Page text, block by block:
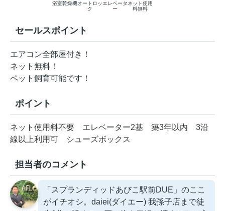
浴室乾燥機オートロッ
ク
エレベータ
ー
ネット使用
料無料
セールスポイント
エアコン全部屋付き！
ネット無料！
ペット飼育可能です！
ポイント
ネット使用料不要 エレベーター2基 築3年以内
3沿
線以上利用可
シューズボックス
担当者のコメント
「スプランディッドあびこ駅前DUE」のここ
がイチオシ。daiei(ダイエー) 我孫子店まで徒